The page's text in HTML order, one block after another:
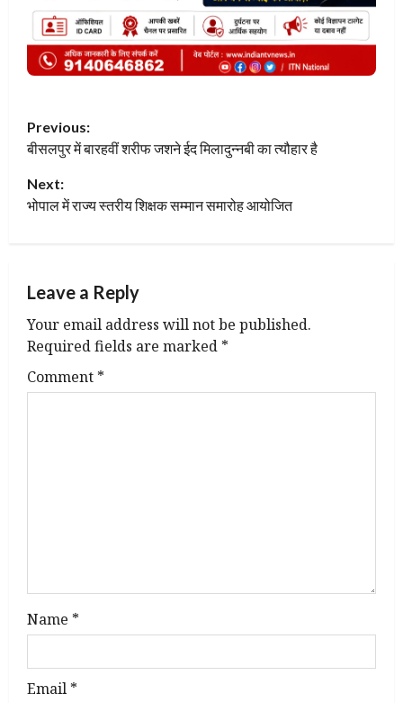
P
o
s
a
v
i
n
Previous:
बीसलपुर में बारहवीं शरीफ जशने ईद मिलादुन्नबी का त्यौहार है
Next:
भोपाल में राज्य स्तरीय शिक्षक सम्मान समारोह आयोजित
Leave a Reply
Your email address will not be published.
Required fields are marked *
Comment *
Name *
Email *